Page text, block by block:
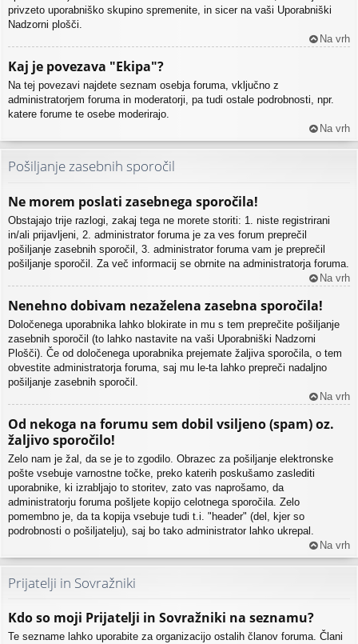
privzeto uporabniško skupino spremenite, in sicer na vaši Uporabniški
Nadzorni plošči.
Na vrh
Kaj je povezava "Ekipa"?
Na tej povezavi najdete seznam osebja foruma, vključno z
administratorjem foruma in moderatorji, pa tudi ostale podrobnosti, npr.
katere forume te osebe moderirajo.
Na vrh
Pošiljanje zasebnih sporočil
Ne morem poslati zasebnega sporočila!
Obstajajo trije razlogi, zakaj tega ne morete storiti: 1. niste registrirani
in/ali prijavljeni, 2. administrator foruma je za ves forum preprečil
pošiljanje zasebnih sporočil, 3. administrator foruma vam je preprečil
pošiljanje sporočil. Za več informacij se obrnite na administratorja foruma.
Na vrh
Nenehno dobivam nezaželena zasebna sporočila!
Določenega uporabnika lahko blokirate in mu s tem preprečite pošiljanje
zasebnih sporočil (to lahko nastavite na vaši Uporabniški Nadzorni
Plošči). Če od določenega uporabnika prejemate žaljiva sporočila, o tem
obvestite administratorja foruma, saj mu le-ta lahko prepreči nadaljno
pošiljanje zasebnih sporočil.
Na vrh
Od nekoga na forumu sem dobil vsiljeno (spam) oz.
žaljivo sporočilo!
Zelo nam je žal, da se je to zgodilo. Obrazec za pošiljanje elektronske
pošte vsebuje varnostne točke, preko katerih poskušamo zaslediti
uporabnike, ki izrabljajo to storitev, zato vas naprošamo, da
administratorju foruma pošljete kopijo celotnega sporočila. Zelo
pomembno je, da ta kopija vsebuje tudi t.i. "header" (del, kjer so
podrobnosti o pošiljatelju), saj bo tako administrator lahko ukrepal.
Na vrh
Prijatelji in Sovražniki
Kdo so moji Prijatelji in Sovražniki na seznamu?
Te sezname lahko uporabite za organizacijo ostalih članov foruma. Člani